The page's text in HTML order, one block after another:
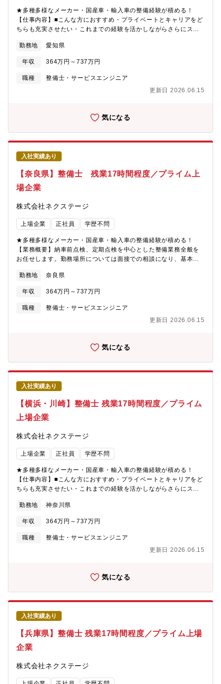
★多種多様なメーカー・国産車・輸入車の整備経験が積める！
【仕事内容】■こんな方におすすめ・プライベートとキャリアをど
ちらも充実させたい・これまでの経験を活かしながらさらにスキ
納車前点検、定期点検を中心とした整備業務全般をお任せしま
す。勤務場所については面接での相談になり、基本的には希望を
考慮いたします。■業務内容詳細同社整備士として、点検業務・整
備業務・各種用品取り付けを中心にお任せします。具体的には業
はほとんど外注しているため、体への負担も少なめ■当ポジション
以内。完全予約制であるため業務負担がかかりづらいです。【多
種多様な車種でスキルアップ】様々な車種に触って頂く機会があ
ることと、整備業務全般だけでなくお客様へのご説明もして頂く
ことで、ご自身のスキルも高めることが可能【キャリアアップの
チャンスがある】現在、複数店舗展開を行っている同社。その
為、早い段階でキャリアアップができる状態です。若くしてリー
ダーになれるのも夢ではありません。新規店舗が増えているため
新店舗のリーダーをすることもできます。最短1～3年で工場長へ
の昇格の可能性あり。■同社の魅力【圧倒的な成長スピード】当社
倍。そして現在も成長を続けています。顧客満足度だけでなく、
従業員満足度でもNo.1を目指し「みんなに愛されるクルマ屋さ
ん」を実現します。
勤務地 愛知県
年収 364万円～737万円
職種
整備士・サービスエンジニア
更新日 2026.06.15
気になる
入社実績あり
【奈良県】整備士 残業17時間程度／プライム上
場企業
株式会社ネクステージ
上場企業 正社員 学歴不問
★多種多様なメーカー・国産車・輸入車の整備経験が積める！
【業務概要】納車前点検、定期点検を中心とした整備業務全般を
お任せします。勤務場所については面接での相談になり、基本的
て、点検業務・整備業務・各種用品取り付けを中心にお任せしま
す。具体的には業務の7割程度が点検・整備業務、残りが修理、車
検です。※重整備はほとんど外注しているため、体への負担も少
なめ【同ポジションの特徴・魅力】＜残業少な目でプライベート
かりづらいです。＜多種多様な車種でスキルアップ＞様々な車種
へのご説明もして頂くことで、ご自身のスキルも高めることが可
能＜キャリアアップのチャンスがある＞現在、複数店舗展開を行
っている同社。その為、早い段階でキャリアアップができる状態
です。若くしてリーダーになれるのも夢ではありません。新規店
舗が増えているため新店舗のリーダーをすることもできます。最
短1～3年で工場長への昇格の可能性あり。
勤務地 奈良県
年収 364万円～737万円
職種
整備士・サービスエンジニア
更新日 2026.06.15
気になる
入社実績あり
【横浜・川崎】整備士 残業17時間程度／プライム
上場企業
株式会社ネクステージ
上場企業 正社員 学歴不問
★多種多様なメーカー・国産車・輸入車の整備経験が積める！
【仕事内容】■こんな方におすすめ・プライベートとキャリアをど
ちらも充実させたい・これまでの経験を活かしながらさらにスキ
納車前点検、定期点検を中心とした整備業務全般をお任せしま
す。勤務場所については面接での相談になり、基本的には希望を
考慮いたします。■業務内容詳細同社整備士として、点検業務・整
備業務・各種用品取り付けを中心にお任せします。具体的には業
はほとんど外注しているため、体への負担も少なめ■当ポジション
以内。完全予約制であるため業務負担がかかりづらいです。【多
種多様な車種でスキルアップ】様々な車種に触って頂く機会があ
ることと、整備業務全般だけでなくお客様へのご説明もして頂く
ことで、ご自身のスキルも高めることが可能【キャリアアップの
チャンスがある】現在、複数店舗展開を行っている同社。その
為、早い段階でキャリアアップができる状態です。若くしてリー
ダーになれるのも夢ではありません。新規店舗が増えているため
新店舗のリーダーをすることもできます。最短1～3年で工場長へ
の昇格の可能性あり。■同社の魅力【圧倒的な成長スピード】当社
倍。そして現在も成長を続けています。顧客満足度だけでなく、
従業員満足度でもNo.1を目指し「みんなに愛されるクルマ屋さ
勤務地 神奈川県
年収 364万円～737万円
職種
整備士・サービスエンジニア
更新日 2026.06.15
気になる
入社実績あり
【兵庫県】整備士 残業17時間程度／プライム上場
企業
株式会社ネクステージ